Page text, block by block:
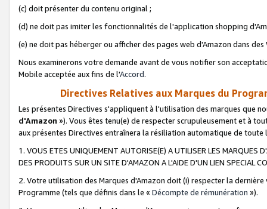
(c) doit présenter du contenu original ;
(d) ne doit pas imiter les fonctionnalités de l'application shopping
(e) ne doit pas héberger ou afficher des pages web d'Amazon dans
Nous examinerons votre demande avant de vous notifier son
Mobile acceptée aux fins de l'Accord.
Directives Relatives aux Marques du
Les présentes Directives s'appliquent à l'utilisation des marques que
d'Amazon »). Vous êtes tenu(e) de respecter scrupuleusement et à
aux présentes Directives entraînera la résiliation automatique de
1. VOUS ETES UNIQUEMENT AUTORISE(E) A UTILISER LES MARQUES
DES PRODUITS SUR UN SITE D'AMAZON A L'AIDE D'UN LIEN SPECIAL
2. Votre utilisation des Marques d'Amazon doit (i) respecter la
Programme (tels que définis dans le « Décompte de rémunération »).